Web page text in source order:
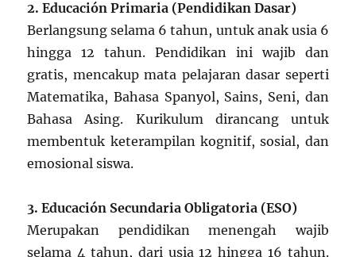
2. Educación Primaria (Pendidikan Dasar)
Berlangsung selama 6 tahun, untuk anak usia 6
hingga 12 tahun. Pendidikan ini wajib dan
gratis, mencakup mata pelajaran dasar seperti
Matematika, Bahasa Spanyol, Sains, Seni, dan
Bahasa Asing. Kurikulum dirancang untuk
membentuk keterampilan kognitif, sosial, dan
emosional siswa.
3. Educación Secundaria Obligatoria (ESO)
Merupakan pendidikan menengah wajib
selama 4 tahun, dari usia 12 hingga 16 tahun.